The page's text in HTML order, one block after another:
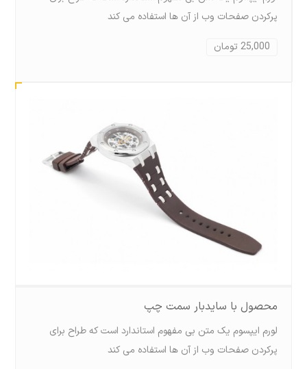
پرکردن صفحات وب از آن ها استفاده می کند
25,000 تومان
محصول با سایدبار سمت چپ
لورم ايپسوم يک متن بی مفهوم استاندارد است که طراح برای
پرکردن صفحات وب از آن ها استفاده می کند